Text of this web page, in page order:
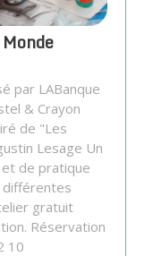
par LABanque
& Crayon
de "Les
Lesage Un
de pratique
gratuit
Réservation
10